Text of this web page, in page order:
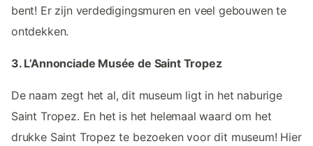
bent! Er zijn verdedigingsmuren en veel gebouwen te
ontdekken.
3. L’Annonciade Musée de Saint Tropez
De naam zegt het al, dit museum ligt in het naburige
Saint Tropez. En het is het helemaal waard om het
drukke Saint Tropez te bezoeken voor dit museum! Hier